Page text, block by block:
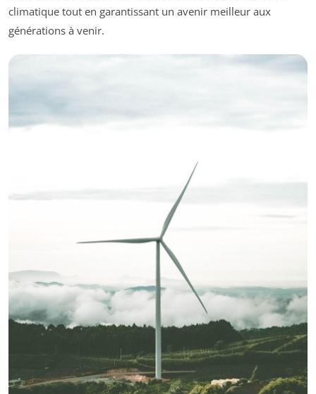
climatique tout en garantissant un avenir meilleur aux
générations à venir.